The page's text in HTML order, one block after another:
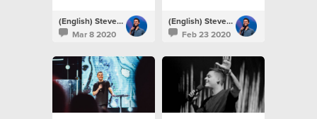
(English) Steven Richards
Mar 8 2020
(English) Steven Richards
Feb 23 2020